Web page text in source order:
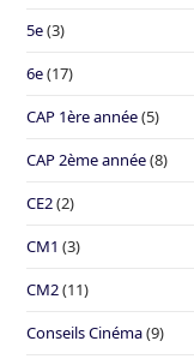
5e(3)
6e(17)
CAP 1ère année(5)
CAP 2ème année(8)
CE2(2)
CM1 (3)
CM2(11)
Conseils Cinéma(9)